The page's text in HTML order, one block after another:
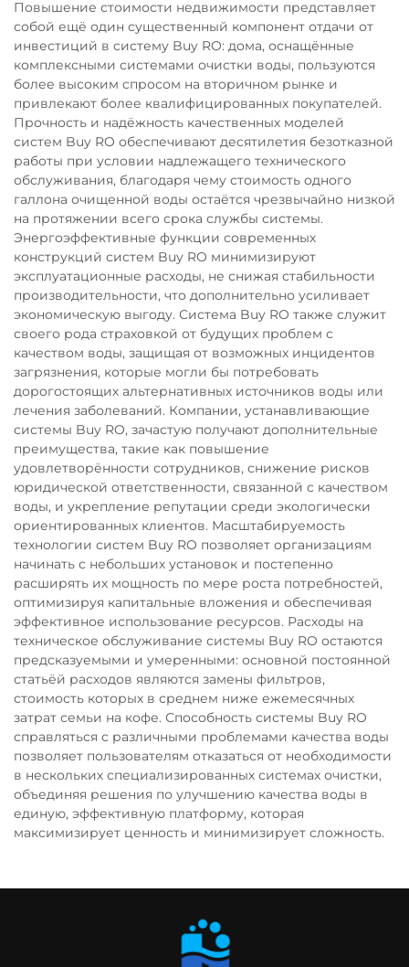
Повышение стоимости недвижимости представляет
собой ещё один существенный компонент отдачи от
инвестиций в систему Buy RO: дома, оснащённые
комплексными системами очистки воды, пользуются
более высоким спросом на вторичном рынке и
привлекают более квалифицированных покупателей.
Прочность и надёжность качественных моделей
систем Buy RO обеспечивают десятилетия безотказной
работы при условии надлежащего технического
обслуживания, благодаря чему стоимость одного
галлона очищенной воды остаётся чрезвычайно низкой
на протяжении всего срока службы системы.
Энергоэффективные функции современных
конструкций систем Buy RO минимизируют
эксплуатационные расходы, не снижая стабильности
производительности, что дополнительно усиливает
экономическую выгоду. Система Buy RO также служит
своего рода страховкой от будущих проблем с
качеством воды, защищая от возможных инцидентов
загрязнения, которые могли бы потребовать
дорогостоящих альтернативных источников воды или
лечения заболеваний. Компании, устанавливающие
системы Buy RO, зачастую получают дополнительные
преимущества, такие как повышение
удовлетворённости сотрудников, снижение рисков
юридической ответственности, связанной с качеством
воды, и укрепление репутации среди экологически
ориентированных клиентов. Масштабируемость
технологии систем Buy RO позволяет организациям
начинать с небольших установок и постепенно
расширять их мощность по мере роста потребностей,
оптимизируя капитальные вложения и обеспечивая
эффективное использование ресурсов. Расходы на
техническое обслуживание системы Buy RO остаются
предсказуемыми и умеренными: основной постоянной
статьёй расходов являются замены фильтров,
стоимость которых в среднем ниже ежемесячных
затрат семьи на кофе. Способность системы Buy RO
справляться с различными проблемами качества воды
позволяет пользователям отказаться от необходимости
в нескольких специализированных системах очистки,
объединяя решения по улучшению качества воды в
единую, эффективную платформу, которая
максимизирует ценность и минимизирует сложность.